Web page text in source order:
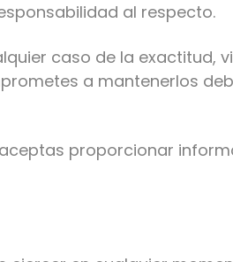
al respecto.
caso de la exactitud,
a mantenerlos
proporcionar